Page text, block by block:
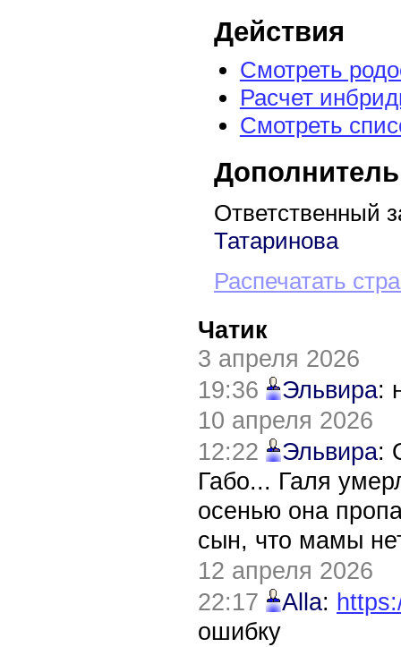
Действия
Смотреть
Расчет
Смотреть
Ответственный
Татаринова
Распечатать
Чатик
3 апреля 2026
19:36
Эльвира:
10 апреля 2026
12:22
Эльвира:
Габо... Галя
осенью она
сын, что мамы
12 апреля 2026
22:17
Alla:
ошибку